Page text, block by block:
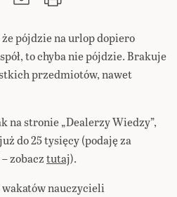
pójdzie na urlop dopiero
to chyba nie pójdzie. Brakuje
przedmiotów, nawet
na stronie „Dealerzy Wiedzy”,
do 25 tysięcy (podaję za
zobacztutaj).
nauczycieli